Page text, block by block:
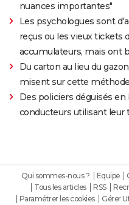
nuances importantes"
Les psychologues sont
reçus ou les vieux tickets
accumulateurs, mais ont
Du carton au lieu du
misent sur cette méthode
Des policiers déguisés
conducteurs utilisant leur
Qui sommes-nous ? Equipe
Tous les articles
RSS
Paramétrer les cookies
Gérer